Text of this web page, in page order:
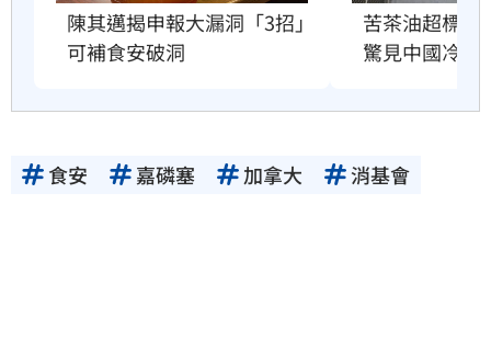
陳其邁揭申報大漏洞「3招」
可補食安破洞
苦茶油超標業
驚見中國冷凍
食安 嘉磷塞 加拿大 消基會